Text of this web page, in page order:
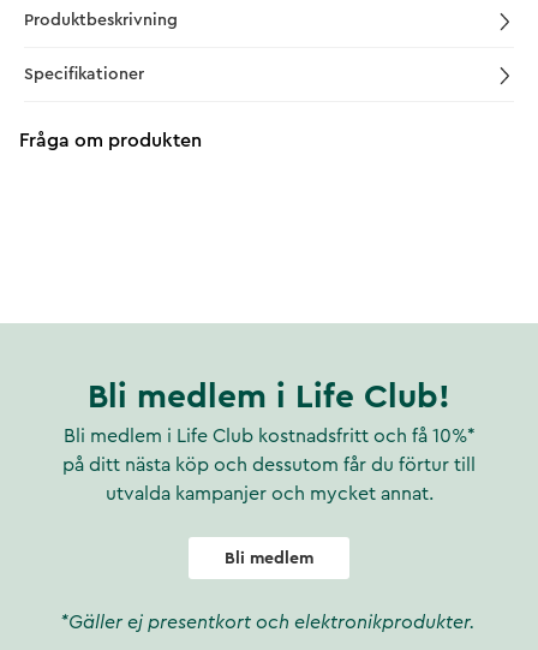
Produktbeskrivning
Specifikationer
Fråga om produkten
Bli medlem i Life Club!
Bli medlem i Life Club kostnadsfritt och få 10%*
på ditt nästa köp och dessutom får du förtur till
utvalda kampanjer och mycket annat.
Bli medlem
*Gäller ej presentkort och elektronikprodukter.